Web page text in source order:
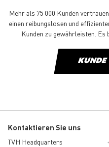
Mehr als 75 000 Kunden
einen reibungslosen und
Kunden zu gewährleisten. Es
KUNDE
Kontaktieren Sie uns
TVH Headquarters